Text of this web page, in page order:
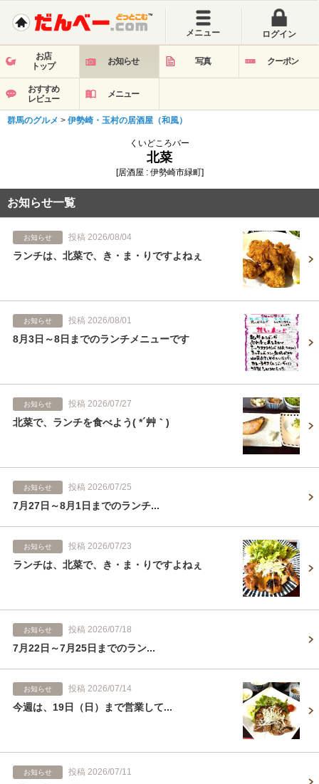
メニュー ログイン
お店
トップ
お知らせ 写真 クーポン
おすすめ
レビュー
メニュー
群馬のグルメ > 伊勢崎・玉村の居酒屋（和風）
くいどころバー
北菜
[居酒屋 : 伊勢崎市緑町]
お知らせ一覧
お知らせ 投稿 2026/08/04
ランチは、北菜で、き・ま・りですよねぇ
お知らせ 投稿 2026/08/01
8月3日～8日までのランチメニューです
お知らせ 投稿 2026/07/27
北菜で、ランチを食べよう( *´艸｀)
お知らせ 投稿 2026/07/25
7月27日～8月1日までのランチ...
お知らせ 投稿 2026/07/23
ランチは、北菜で、き・ま・りですよねぇ
お知らせ 投稿 2026/07/18
7月22日～7月25日までのラン...
お知らせ 投稿 2026/07/14
今週は、19日（日）まで営業して...
お知らせ 投稿 2026/07/11